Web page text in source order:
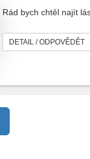
Rád bych chtěl najít
DETAIL / ODPOVĚDĚT